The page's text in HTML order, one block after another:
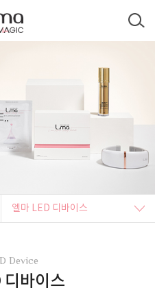
엘마 LED 디바이스
Device
디바이스